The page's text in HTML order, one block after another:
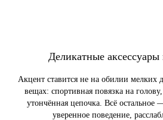
Деликатные аксессуары
Акцент ставится не на обилии мелких
вещах: спортивная повязка на
утончённая цепочка. Всё остальное
уверенное поведение,